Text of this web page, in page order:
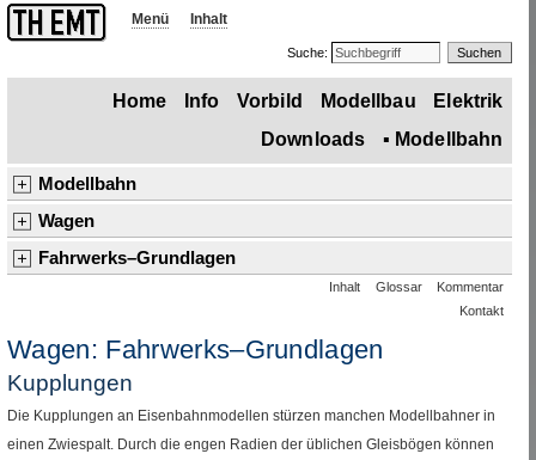
Menü Inhalt
Suche:
Home Info Vorbild Modellbau
Elektrik
Downloads
▪ Modellbahn
Modellbahn
Übersicht
Wagen
Übersicht ▪ Fahrwerks–Grundlagen
Klein– und Feldbahn Ladegüter
Fahrwerks–Grundlagen
Achslagerung und Drehgestelle
Inhalt Glossar
Kommentar
Kontakt
Wagen: Fahrwerks–Grundlagen
Kupplungen
Die Kupplungen an Eisenbahnmodellen stürzen manchen Modellbahner in
einen Zwiespalt. Durch die engen Radien der üblichen Gleisbögen können